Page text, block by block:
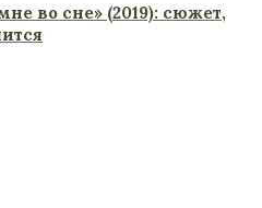
во сне» (2019): сюжет,